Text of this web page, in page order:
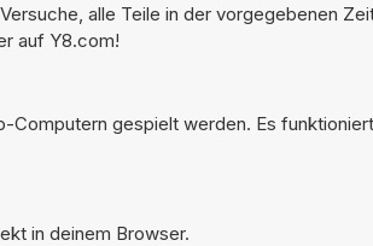
alle Teile in der vorgegebenen
auf Y8.com!
Computern gespielt werden. Es
in deinem Browser.